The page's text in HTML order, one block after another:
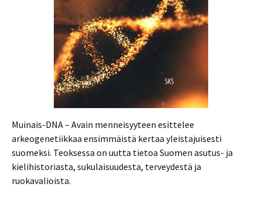
Muinais-DNA – Avain menneisyyteen esittelee
arkeogenetiikkaa ensimmäistä kertaa yleistajuisesti
suomeksi. Teoksessa on uutta tietoa Suomen asutus- ja
kielihistoriasta, sukulaisuudesta, terveydestä ja
ruokavalioista.